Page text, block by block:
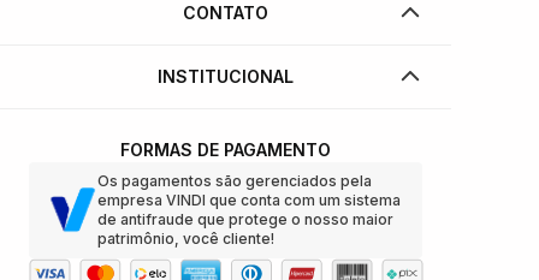
CONTATO
INSTITUCIONAL
FORMAS DE PAGAMENTO
Os pagamentos são gerenciados pela
empresa VINDI que conta com um sistema
de antifraude que protege o nosso maior
patrimônio, você cliente!